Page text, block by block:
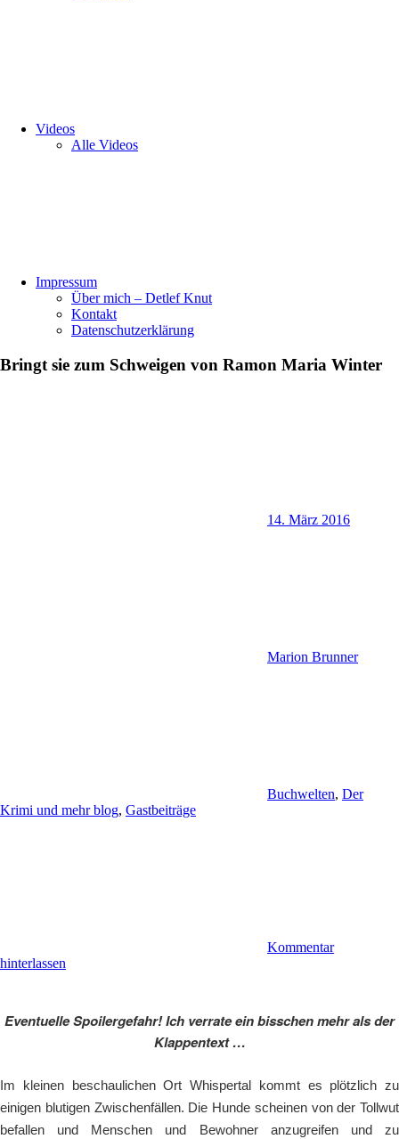
Videos
Alle Videos
Impressum
Über mich – Detlef Knut
Kontakt
Datenschutzerklärung
Bringt sie zum Schweigen von Ramon Maria Winter
14. März 2016
Marion Brunner
Buchwelten, Der
Krimi und mehr blog, Gastbeiträge
Kommentar
hinterlassen
Eventuelle Spoilergefahr! Ich verrate ein bisschen mehr als der
Klappentext …
Im kleinen beschaulichen Ort Whispertal kommt es plötzlich zu
einigen blutigen Zwischenfällen. Die Hunde scheinen von der Tollwut
befallen und Menschen und Bewohner anzugreifen und zu